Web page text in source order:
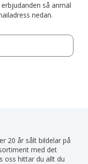
så anmäl
nedan.
20 år sålt bildelar på
med det
oss hittar du allt du